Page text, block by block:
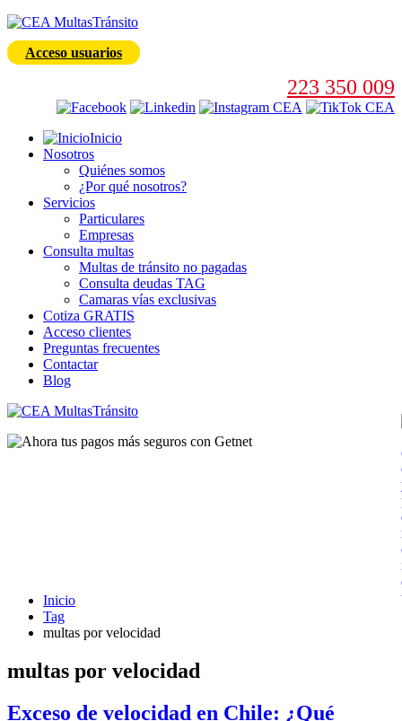
Acceso usuarios
223 350 009
Inicio
Nosotros
Quiénes somos
¿Por qué nosotros?
Servicios
Particulares
Empresas
Consulta multas
Multas de tránsito no pagadas
Consulta deudas TAG
Camaras vías exclusivas
Cotiza GRATIS
Acceso clientes
Preguntas frecuentes
Contactar
Blog
Inicio
Tag
multas por velocidad
multas por velocidad
Exceso de velocidad en Chile: ¿Qué